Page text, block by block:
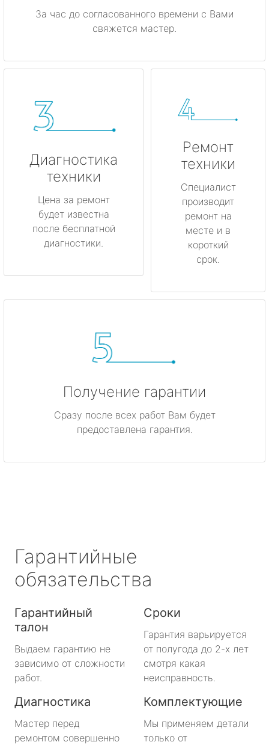
За час до согласованного времени с Вами
свяжется мастер.
Диагностика
техники
Цена за ремонт
будет известна
после бесплатной
диагностики.
Ремонт
техники
Специалист
производит
ремонт на
месте и в
короткий
срок.
Получение гарантии
Сразу после всех работ Вам будет
предоставлена гарантия.
Гарантийные
обязательства
Гарантийный
талон
Выдаем гарантию не
зависимо от сложности
работ.
Сроки
Гарантия варьируется
от полугода до 2-х лет
смотря какая
неисправность.
Диагностика
Мастер перед
ремонтом совершенно
Комплектующие
Мы применяем детали
только от